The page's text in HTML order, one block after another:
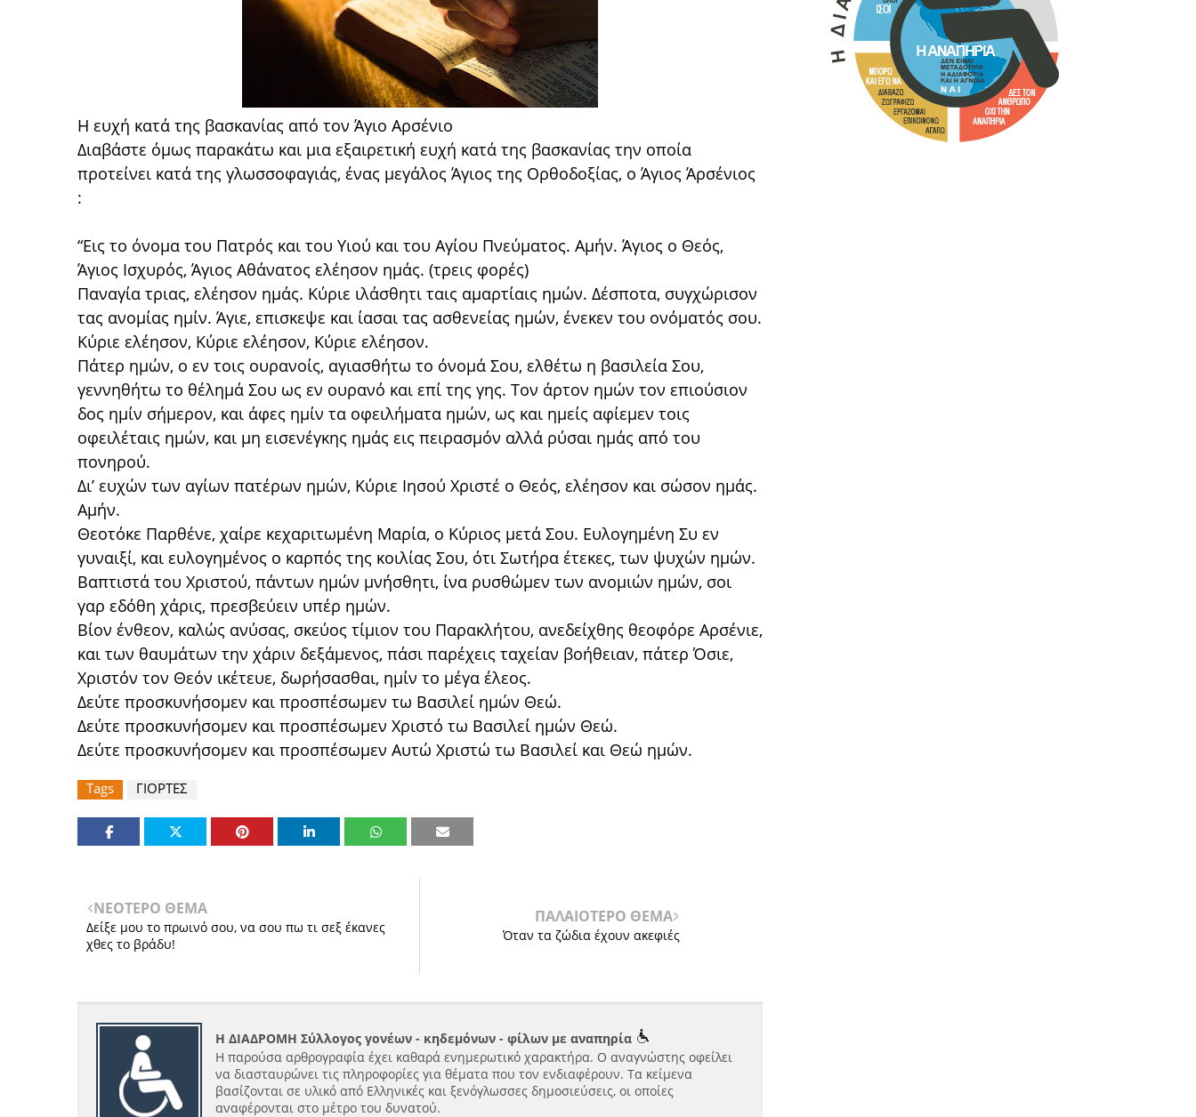
Η ευχή κατά της βασκανίας από τον Άγιο Αρσένιο
Διαβάστε όμως παρακάτω και μια εξαιρετική ευχή κατά της βασκανίας την οποία
προτείνει κατά της γλωσσοφαγιάς, ένας μεγάλος Άγιος της Ορθοδοξίας, ο Άγιος Άρσένιος
:
“Εις το όνομα του Πατρός και του Υιού και του Αγίου Πνεύματος. Αμήν. Άγιος ο Θεός,
Άγιος Ισχυρός, Άγιος Αθάνατος ελέησον ημάς. (τρεις φορές)
Παναγία τριας, ελέησον ημάς. Κύριε ιλάσθητι ταις αμαρτίαις ημών. Δέσποτα, συγχώρισον
τας ανομίας ημίν. Άγιε, επισκεψε και ίασαι τας ασθενείας ημών, ένεκεν του ονόματός σου.
Κύριε ελέησον, Κύριε ελέησον, Κύριε ελέησον.
Πάτερ ημών, ο εν τοις ουρανοίς, αγιασθήτω το όνομά Σου, ελθέτω η βασιλεία Σου,
γεννηθήτω το θέλημά Σου ως εν ουρανό και επί της γης. Τον άρτον ημών τον επιούσιον
δος ημίν σήμερον, και άφες ημίν τα οφειλήματα ημών, ως και ημείς αφίεμεν τοις
οφειλέταις ημών, και μη εισενέγκης ημάς εις πειρασμόν αλλά ρύσαι ημάς από του
πονηρού.
Δι’ ευχών των αγίων πατέρων ημών, Κύριε Ιησού Χριστέ ο Θεός, ελέησον και σώσον ημάς.
Αμήν.
Θεοτόκε Παρθένε, χαίρε κεχαριτωμένη Μαρία, ο Κύριος μετά Σου. Ευλογημένη Συ εν
γυναιξί, και ευλογημένος ο καρπός της κοιλίας Σου, ότι Σωτήρα έτεκες, των ψυχών ημών.
Βαπτιστά του Χριστού, πάντων ημών μνήσθητι, ίνα ρυσθώμεν των ανομιών ημών, σοι
γαρ εδόθη χάρις, πρεσβεύειν υπέρ ημών.
Βίον ένθεον, καλώς ανύσας, σκεύος τίμιον του Παρακλήτου, ανεδείχθης θεοφόρε Αρσένιε,
και των θαυμάτων την χάριν δεξάμενος, πάσι παρέχεις ταχείαν βοήθειαν, πάτερ Όσιε,
Χριστόν τον Θεόν ικέτευε, δωρήσασθαι, ημίν το μέγα έλεος.
Δεύτε προσκυνήσομεν και προσπέσωμεν τω Βασιλεί ημών Θεώ.
Δεύτε προσκυνήσομεν και προσπέσωμεν Χριστό τω Βασιλεί ημών Θεώ.
Δεύτε προσκυνήσομεν και προσπέσωμεν Αυτώ Χριστώ τω Βασιλεί και Θεώ ημών.
Tags ΓΙΟΡΤΕΣ
ΝΕΟΤΕΡΟ ΘΕΜΑ
Δείξε μου το πρωινό σου, να σου πω τι σεξ έκανες
χθες το βράδυ!
ΠΑΛΑΙΟΤΕΡΟ ΘΕΜΑ
Όταν τα ζώδια έχουν ακεφιές
Η ΔΙΑΔΡΟΜΗ Σύλλογος γονέων - κηδεμόνων - φίλων με αναπηρία
Η παρούσα αρθρογραφία έχει καθαρά ενημερωτικό χαρακτήρα. Ο αναγνώστης οφείλει
να διασταυρώνει τις πληροφορίες για θέματα που τον ενδιαφέρουν. Τα κείμενα
βασίζονται σε υλικό από Ελληνικές και ξενόγλωσσες δημοσιεύσεις, οι οποίες
αναφέρονται στο μέτρο του δυνατού.